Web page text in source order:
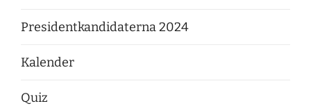
Presidentkandidaterna 2024
Kalender
Quiz